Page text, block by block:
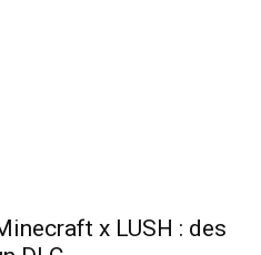
x LUSH : des